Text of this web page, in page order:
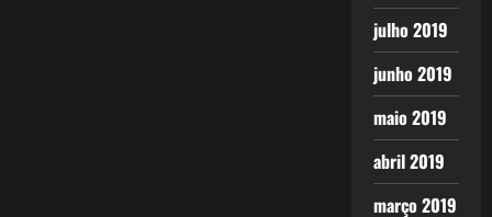
julho 2019
junho 2019
maio 2019
abril 2019
março 2019